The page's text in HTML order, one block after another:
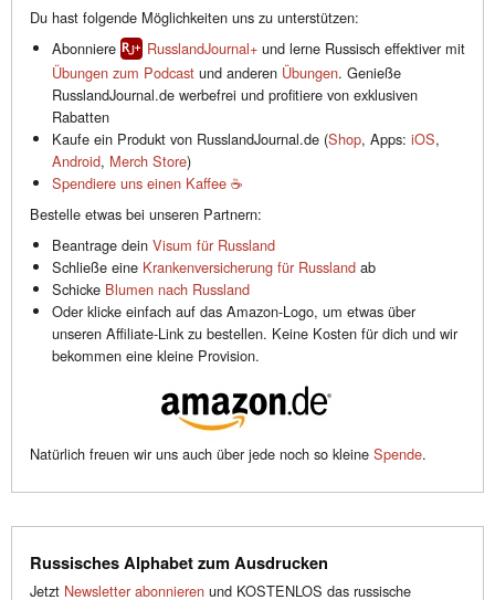
Du hast folgende Möglichkeiten uns zu unterstützen:
Abonniere
RusslandJournal+ und lerne Russisch effektiver mit
Übungen zum Podcast und anderen Übungen. Genieße
RusslandJournal.de werbefrei und profitiere von exklusiven
Rabatten
Kaufe ein Produkt von RusslandJournal.de (Shop, Apps: iOS,
Android, Merch Store)
Spendiere uns einen Kaffee ☕️
Bestelle etwas bei unseren Partnern:
Beantrage dein Visum für Russland
Schließe eine Krankenversicherung für Russland ab
Schicke Blumen nach Russland
Oder klicke einfach auf das Amazon-Logo, um etwas über
unseren Affiliate-Link zu bestellen. Keine Kosten für dich und wir
bekommen eine kleine Provision.
Natürlich freuen wir uns auch über jede noch so kleine Spende.
Russisches Alphabet zum Ausdrucken
Jetzt Newsletter abonnieren und KOSTENLOS das russische